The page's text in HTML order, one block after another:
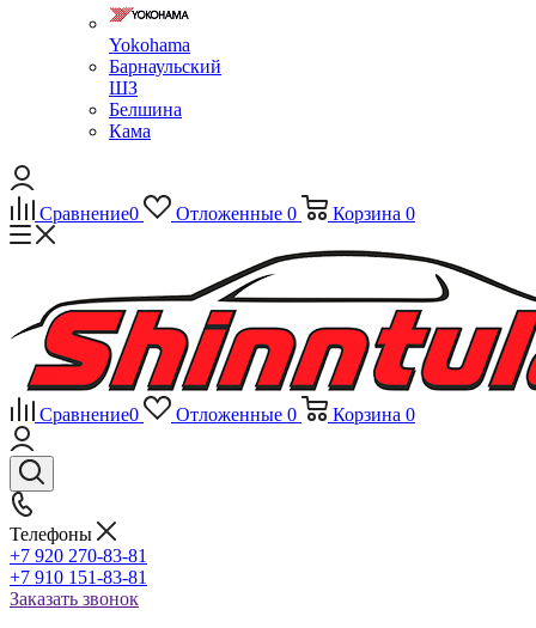
Yokohama
Барнаульский
ШЗ
Белшина
Кама
Сравнение0 Отложенные 0 Корзина 0
Сравнение0 Отложенные 0 Корзина 0
Телефоны
+7 920 270-83-81
+7 910 151-83-81
Заказать звонок